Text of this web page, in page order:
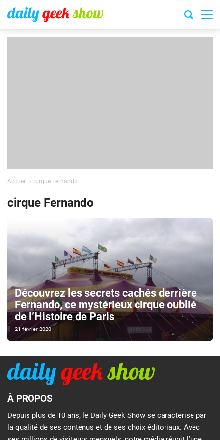
Accueil cirque Fernando
cirque Fernando
Découvrez les secrets cachés derrière
Fernando, ce mystérieux cirque oublié
de l’Histoire de Paris
21 février 2020
À PROPOS
Depuis plus de 10 ans, le Daily Geek Show se caractérise par
la qualité de ses contenus et de ses choix éditoriaux. Avec